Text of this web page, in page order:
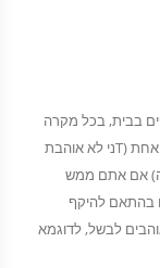
בבית, בכל מקרה
אני ממליצה לכם להחזיק בכל רגע נתון חבילת קמח אחת (Tני לא אוהבת
אם אתם ממש
בהתאם להיקף
לבשל, לדוגמא